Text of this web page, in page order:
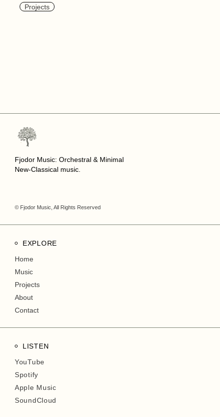
Projects
Fjodor Music: Orchestral & Minimal
New-Classical music.
© Fjodor Music, All Rights Reserved
EXPLORE
Home
Music
Projects
About
Contact
LISTEN
YouTube
Spotify
Apple Music
SoundCloud